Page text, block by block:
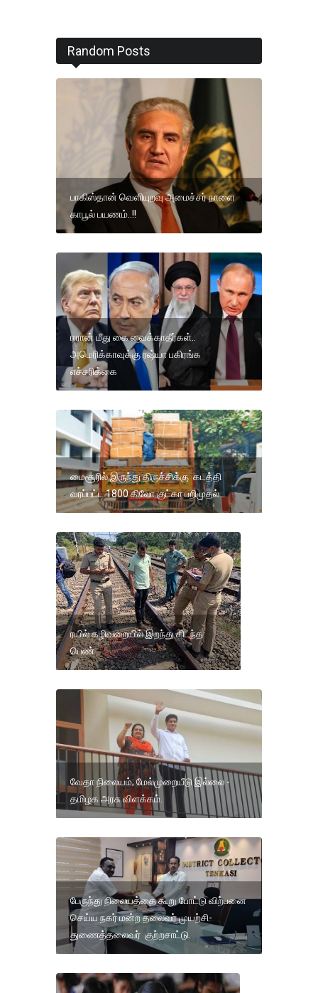
Random Posts
பாகிஸ்தான் வெளியுறவு அமைச்சர் நாளை
காபூல் பயணம்..!!
ஈரான் மீது கை வைக்காதீர்கள்..
அமெரிக்காவுக்கு ரஷ்யா பகிரங்க
எச்சரிக்கை
மைசூரில் இருந்து திருச்சிக்கு கடத்தி
வரப்பட்ட 1800 கிலோ குட்கா பறிமுதல்
ரயில் கழிவறையில் இறந்து கிடந்த
பெண்
வேதா நிலையம்; மேல்முறையீடு இல்லை -
தமிழக அரசு விளக்கம்.
பேருந்து நிலையத்தை கூறு போட்டு விற்பனை
செய்ய நகர் மன்ற தலைவர் முயற்சி-
துணைத்தலைவர் குற்றசாட்டு.